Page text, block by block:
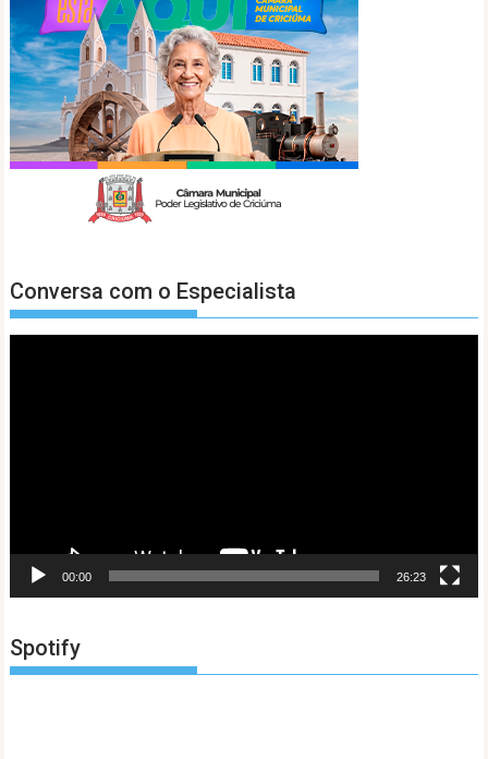
Conversa com o Especialista
00:00 26:23
Spotify